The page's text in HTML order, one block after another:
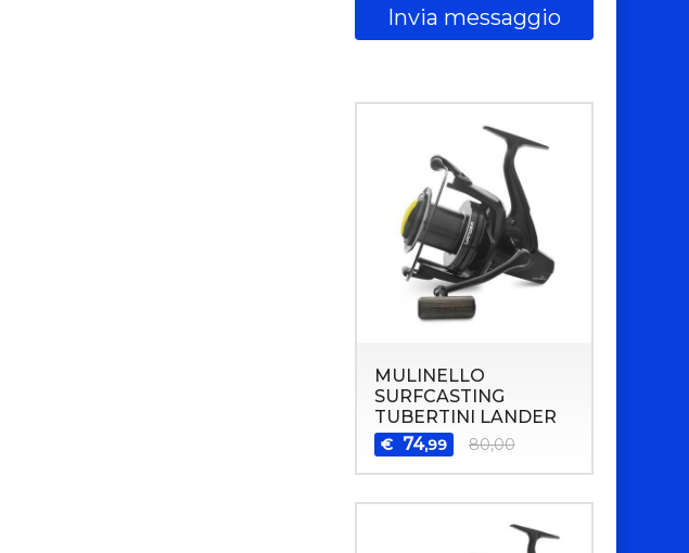
Invia messaggio
MULINELLO
SURFCASTING
TUBERTINI LANDER
€ 74,99 80,00